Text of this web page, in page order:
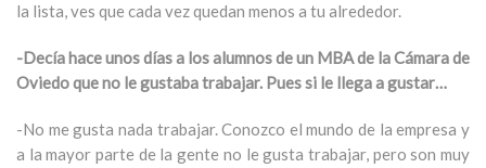
la lista, ves que cada vez quedan menos a tu alrededor.
-Decía hace unos días a los alumnos de un MBA de la Cámara de
Oviedo que no le gustaba trabajar. Pues si le llega a gustar…
-No me gusta nada trabajar. Conozco el mundo de la empresa y
a la mayor parte de la gente no le gusta trabajar, pero son muy